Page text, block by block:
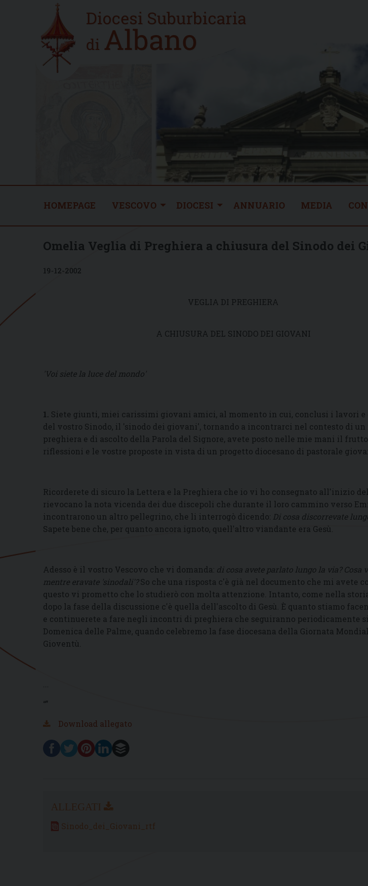
Home
new
HOMEPAGE VESCOVO DIOCESI ANNUARIO MEDIA
Omelia Veglia di Preghiera a chiusura del Sinodo dei
19-12-2002
VEGLIA DI PREGHIERA
A CHIUSURA DEL SINODO DEI GIOVANI
'Voi siete la luce del mondo'
1. Siete giunti, miei carissimi giovani amici, al momento in cui, conclusi i lavori
del vostro Sinodo, il 'sinodo dei giovani', tornando a incontrarci nel contesto di un
preghiera e di ascolto della Parola del Signore, avete posto nelle mie mani il
riflessioni e le vostre proposte in vista di un progetto diocesano di pastorale
Ricorderete di sicuro la Lettera e la Preghiera che io vi ho consegnato all'inizio del
rievocano la nota vicenda dei due discepoli che durante il loro cammino verso
incontrarono un altro pellegrino, che li interrogò dicendo: Di cosa discorrevate
Sapete bene che, per quanto ancora ignoto, quell'altro viandante era Gesù.
Adesso è il vostro Vescovo che vi domanda: di cosa avete parlato lungo la via? Cosa
mentre eravate 'sinodali'?So che una risposta c'è già nel documento che mi avete
questo vi prometto che lo studierò con molta attenzione. Intanto, come nella
dopo la fase della discussione c'è quella dell'ascolto di Gesù. È quanto stiamo
e continuerete a fare negli incontri di preghiera che seguiranno periodicamente
Domenica delle Palme, quando celebremo la fase diocesana della Giornata
Gioventù.
“”
Download allegato
Sinodo_dei_Giovani_rtf